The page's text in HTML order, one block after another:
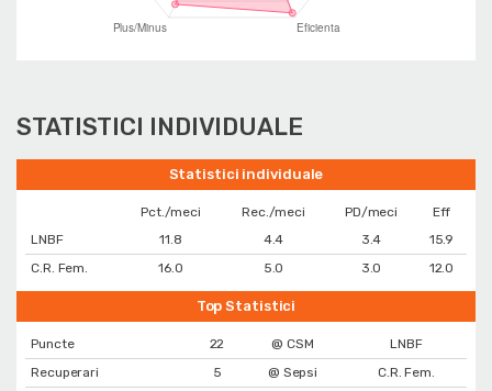
STATISTICI INDIVIDUALE
Statistici individuale
Pct./meci Rec./meci PD/meci
Eff
LNBF
11.8 4.4 3.4
15.9
C.R. Fem.
16.0 5.0 3.0 12.0
Top Statistici
Puncte 22 @ CSM
LNBF
Recuperari
5 @ Sepsi
C.R. Fem.